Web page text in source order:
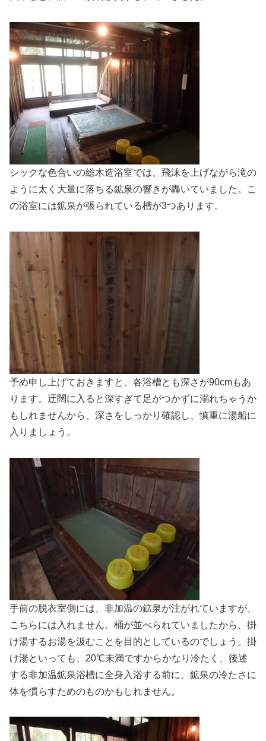
シックな色合いの総木造浴室では、飛沫を上げながら滝の
ように太く大量に落ちる鉱泉の響きが轟いていました。こ
の浴室には鉱泉が張られている槽が3つあります。
予め申し上げておきますと、各浴槽とも深さが90cmもあ
ります。迂闊に入ると深すぎて足がつかずに溺れちゃうか
もしれませんから、深さをしっかり確認し、慎重に湯船に
入りましょう。
手前の脱衣室側には、非加温の鉱泉が注がれていますが、
こちらには入れません。桶が並べられていましたから、掛
け湯するお湯を汲むことを目的としているのでしょう。掛
け湯といっても、20℃未満ですからかなり冷たく、後述
する非加温鉱泉浴槽に全身入浴する前に、鉱泉の冷たさに
体を慣らすためのものかもしれません。